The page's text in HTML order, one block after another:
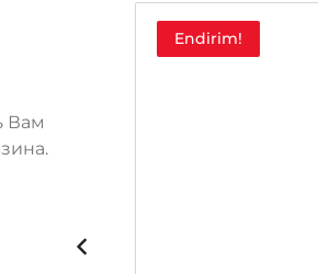
Вам
Endirim!